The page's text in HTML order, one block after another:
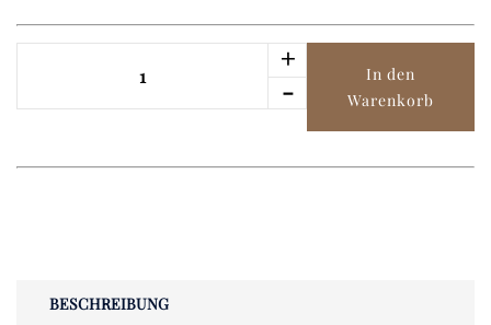
-
Oliven
mit
Menge
+
In den
Warenkorb
BESCHREIBUNG